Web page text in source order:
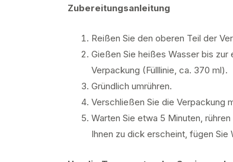
Zubereitungsanleitung
Reißen Sie den oberen Teil der
Gießen Sie heißes Wasser bis
Verpackung (Fülllinie, ca. 370 ml).
Gründlich umrühren.
Verschließen Sie die Verpackung
Warten Sie etwa 5 Minuten,
Ihnen zu dick erscheint, fügen Sie